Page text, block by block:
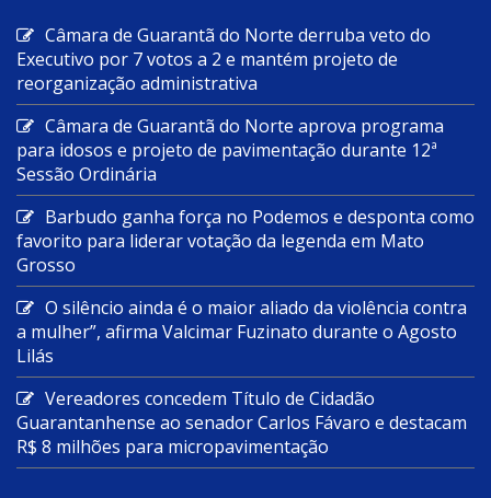
Câmara de Guarantã do Norte derruba veto do
Executivo por 7 votos a 2 e mantém projeto de
reorganização administrativa
Câmara de Guarantã do Norte aprova programa
para idosos e projeto de pavimentação durante 12ª
Sessão Ordinária
Barbudo ganha força no Podemos e desponta como
favorito para liderar votação da legenda em Mato
Grosso
O silêncio ainda é o maior aliado da violência contra
a mulher”, afirma Valcimar Fuzinato durante o Agosto
Lilás
Vereadores concedem Título de Cidadão
Guarantanhense ao senador Carlos Fávaro e destacam
R$ 8 milhões para micropavimentação